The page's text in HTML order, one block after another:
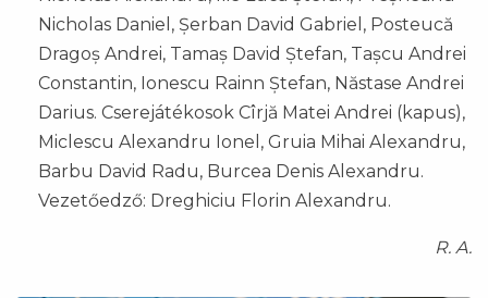
Nicholas Daniel, Șerban David Gabriel, Posteucă
Dragoș Andrei, Tamaș David Ștefan, Tașcu Andrei
Constantin, Ionescu Rainn Ștefan, Năstase Andrei
Darius. Cserejátékosok Cîrjă Matei Andrei (kapus),
Miclescu Alexandru Ionel, Gruia Mihai Alexandru,
Barbu David Radu, Burcea Denis Alexandru.
Vezetőedző: Dreghiciu Florin Alexandru.
R. A.